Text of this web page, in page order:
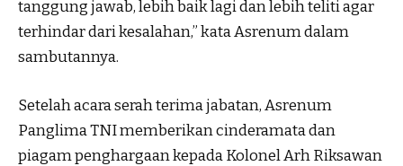
tanggung jawab, lebih baik lagi dan lebih teliti agar
terhindar dari kesalahan,” kata Asrenum dalam
sambutannya.
Setelah acara serah terima jabatan, Asrenum
Panglima TNI memberikan cinderamata dan
piagam penghargaan kepada Kolonel Arh Riksawan